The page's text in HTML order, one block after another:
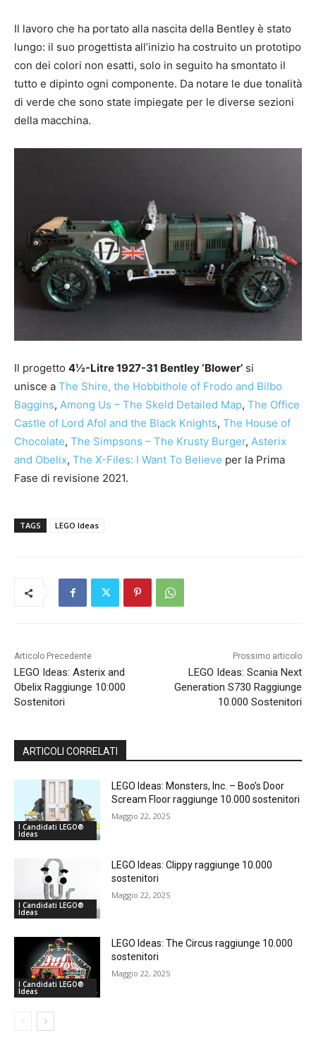
Il lavoro che ha portato alla nascita della Bentley è stato
lungo: il suo progettista all’inizio ha costruito un prototipo
con dei colori non esatti, solo in seguito ha smontato il
tutto e dipinto ogni componente. Da notare le due tonalità
di verde che sono state impiegate per le diverse sezioni
della macchina.
Il progetto 4½-Litre 1927-31 Bentley ‘Blower’ si
unisce a The Shire, the Hobbithole of Frodo and Bilbo
Baggins, Among Us – The Skeld Detailed Map, The Office
Castle of Lord Afol and the Black Knights, The House of
Chocolate, The Simpsons – The Krusty Burger, Asterix
and Obelix, The X-Files: I Want To Believe per la Prima
Fase di revisione 2021.
TAGS LEGO Ideas
Articolo Precedente
LEGO Ideas: Asterix and
Obelix Raggiunge 10:000
Sostenitori
Prossimo articolo
LEGO Ideas: Scania Next
Generation S730 Raggiunge
10.000 Sostenitori
ARTICOLI CORRELATI
I Candidati LEGO®
Ideas
LEGO Ideas: Monsters, Inc. – Boo’s Door
Scream Floor raggiunge 10.000 sostenitori
Maggio 22, 2025
I Candidati LEGO®
Ideas
LEGO Ideas: Clippy raggiunge 10.000
sostenitori
Maggio 22, 2025
I Candidati LEGO®
Ideas
LEGO Ideas: The Circus raggiunge 10.000
sostenitori
Maggio 22, 2025